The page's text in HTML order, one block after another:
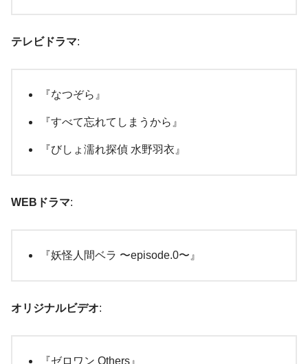
テレビドラマ:
『なつぞら』
『すべて忘れてしまうから』
『びしょ濡れ探偵 水野羽衣』
WEBドラマ:
『妖怪人間ベラ 〜episode.0〜』
オリジナルビデオ:
『ゼロワン Others』